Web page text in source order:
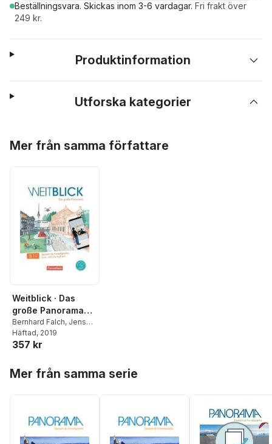
Beställningsvara. Skickas inom 3-6 vardagar. Fri frakt över
249 kr.
Produktinformation
Utforska kategorier
Mer från samma författare
Weitblick · Das
große Panorama
B1+
Bernhard Falch, Jens
Magersuppe
Anielski,
Häftad, 2019
357 kr
Mer från samma serie